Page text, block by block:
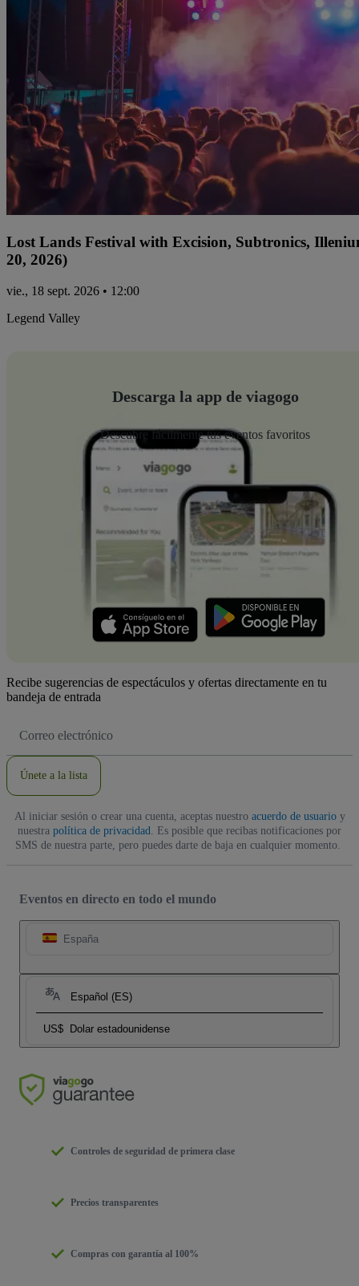
Lost Lands Festival with Excision, Subtronics,
20, 2026)
vie., 18 sept. 2026 • 12:00
Legend Valley
Descarga la app de viagogo
Descubre fácilmente tus eventos favoritos
Recibe sugerencias de espectáculos y ofertas directamente en tu
bandeja de entrada
de
Únete a la lista
Al iniciar sesión o crear una cuenta, aceptas nuestro acuerdo de usuarioy
nuestra política de privacidad . Es posible que recibas notificaciones por
SMS de nuestra parte, pero puedes darte de baja en cualquier momento.
Eventos en directo en todo el mundo
España
Español (ES)
US$ Dolar estadounidense
Controles de seguridad de primera clase
Precios transparentes
Compras con garantía al 100%